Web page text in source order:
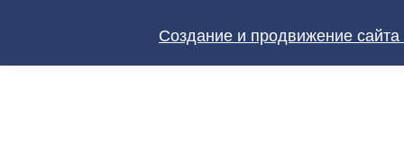
Создание и продвижение